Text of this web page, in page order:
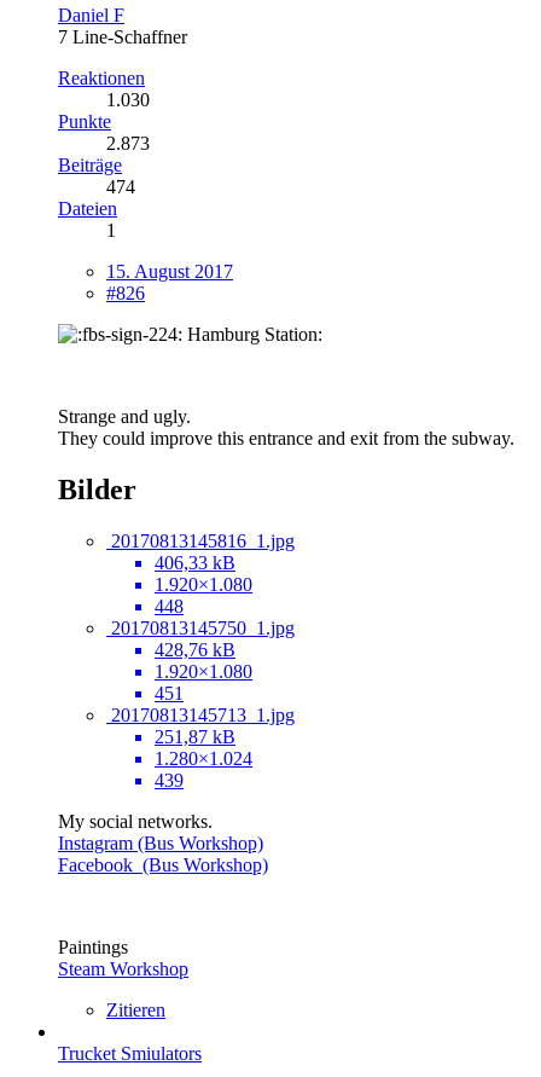
Daniel F
7 Line-Schaffner
Reaktionen
1.030
Punkte
2.873
Beiträge
474
Dateien
1
15. August 2017
#826
Hamburg Station:
Strange and ugly.
They could improve this entrance and exit from the subway.
Bilder
20170813145816_1.jpg
406,33 kB
1.920×1.080
448
20170813145750_1.jpg
428,76 kB
1.920×1.080
451
20170813145713_1.jpg
251,87 kB
1.280×1.024
439
My social networks.
Instagram (Bus Workshop)
Facebook (Bus Workshop)
Paintings
Steam Workshop
Zitieren
Trucket Smiulators